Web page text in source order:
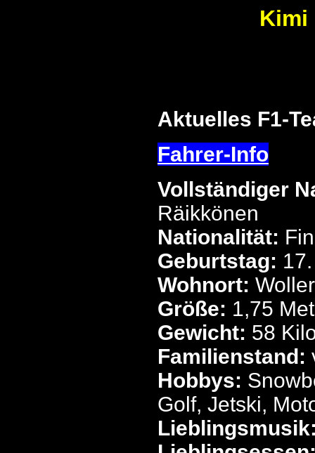
Kimi
Aktuelles F1-
Fahrer-Info
Vollständiger
Räikkönen
Nationalität:
Geburtstag:
Wohnort:
Größe: 1,75
Gewicht: 58
Familienstand:
Hobbys:
Golf, Jetski,